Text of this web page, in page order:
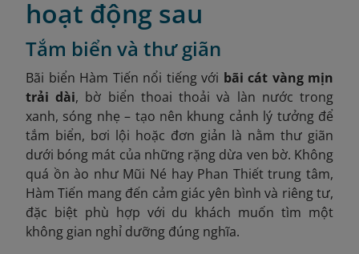
hoạt động sau
Tắm biển và thư giãn
Bãi biển Hàm Tiến nổi tiếng với bãi cát vàng mịn
trải dài, bờ biển thoai thoải và làn nước trong
xanh, sóng nhẹ – tạo nên khung cảnh lý tưởng để
tắm biển, bơi lội hoặc đơn giản là nằm thư giãn
dưới bóng mát của những rặng dừa ven bờ. Không
quá ồn ào như Mũi Né hay Phan Thiết trung tâm,
Hàm Tiến mang đến cảm giác yên bình và riêng tư,
đặc biệt phù hợp với du khách muốn tìm một
không gian nghỉ dưỡng đúng nghĩa.